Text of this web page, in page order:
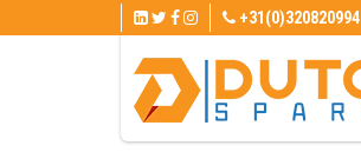
+31(0)320820994